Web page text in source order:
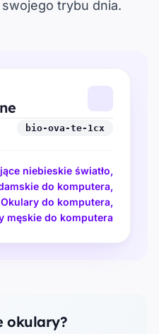
trybu dnia.
bio-ova-te-1cx
niebieskie światło,
do komputera,
Okulary do komputera,
męskie do komputera
okulary?